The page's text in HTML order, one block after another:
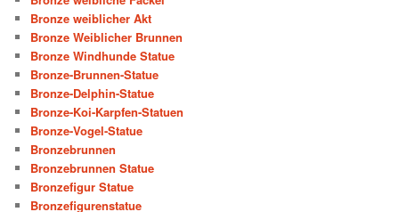
Bronze weiblicher Akt
Bronze Weiblicher Brunnen
Bronze Windhunde Statue
Bronze-Brunnen-Statue
Bronze-Delphin-Statue
Bronze-Koi-Karpfen-Statuen
Bronze-Vogel-Statue
Bronzebrunnen
Bronzebrunnen Statue
Bronzefigur Statue
Bronzefigurenstatue